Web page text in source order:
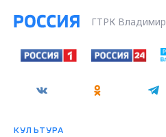
ГТРК Владимир
КУЛЬТУРА